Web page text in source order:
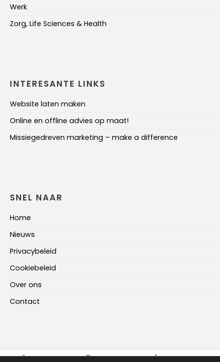
Werk
Zorg, Life Sciences & Health
INTERESANTE LINKS
Website laten maken
Online en offline advies op maat!
Missiegedreven marketing – make a difference
SNEL NAAR
Home
Nieuws
Privacybeleid
Cookiebeleid
Over ons
Contact
FACEBOOK INSTAGRAM LINKEDIN